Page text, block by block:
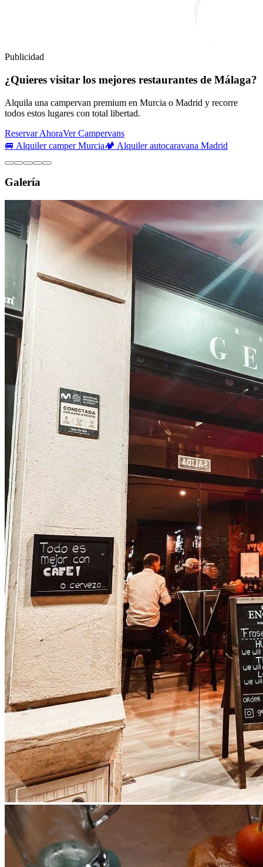
Publicidad
¿Quieres visitar los mejores restaurantes de Málaga?
Alquila una campervan premium en Murcia o Madrid y recorre
todos estos lugares con total libertad.
Reservar AhoraVer Campervans
🚐 Alquiler camper Murcia🏕️ Alquiler autocaravana Madrid
Galería